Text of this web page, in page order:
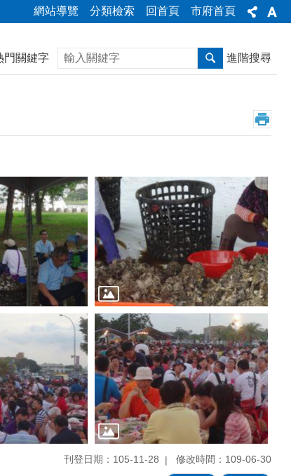
網站導覽 分類檢索 回首頁 市府首頁
門關鍵字 搜尋 進階搜尋
刊登日期：105-11-28 修改時間：109-06-30